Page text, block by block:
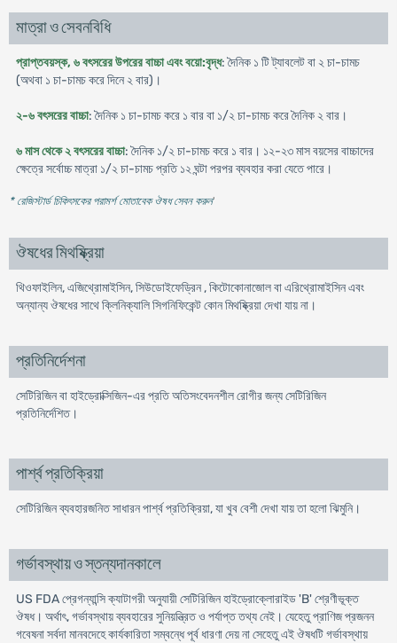
মাত্রা ও সেবনবিধি
প্রাপ্তবয়স্ক, ৬ বৎসরের উপরের বাচ্চা এবং বয়ো:বৃদ্ধ: দৈনিক ১ টি ট্যাবলেট বা ২ চা-চামচ
(অথবা ১ চা-চামচ করে দিনে ২ বার)।
২-৬ বৎসরের বাচ্চা: দৈনিক ১ চা-চামচ করে ১ বার বা ১/২ চা-চামচ করে দৈনিক ২ বার।
৬ মাস থেকে ২ বৎসরের বাচ্চা: দৈনিক ১/২ চা-চামচ করে ১ বার। ১২-২৩ মাস বয়সের বাচ্চাদের
ক্ষেত্রে সর্বোচ্চ মাত্রা ১/২ চা-চামচ প্রতি ১২ ঘন্টা পরপর ব্যবহার করা যেতে পারে।
* রেজিস্টার্ড চিকিৎসকের পরামর্শ মোতাবেক ঔষধ সেবন করুন'
ঔষধের মিথষ্ক্রিয়া
থিওফাইলিন, এজিথ্রোমাইসিন, সিউডোইফেড্রিন , কিটোকোনাজোল বা এরিথ্রোমাইসিন এবং
অন্যান্য ঔষধের সাথে ক্লিনিক্যালি সিগনিফিকেন্ট কোন মিথষ্ক্রিয়া দেখা যায় না।
প্রতিনির্দেশনা
সেটিরিজিন বা হাইড্রোক্সিজিন-এর প্রতি অতিসংবেদনশীল রোগীর জন্য সেটিরিজিন
প্রতিনির্দেশিত।
পার্শ্ব প্রতিক্রিয়া
সেটিরিজিন ব্যবহারজনিত সাধারন পার্শ্ব প্রতিক্রিয়া, যা খুব বেশী দেখা যায় তা হলো ঝিমুনি।
গর্ভাবস্থায় ও স্তন্যদানকালে
US FDA প্রেগন্যান্সি ক্যাটাগরী অনুযায়ী সেটিরিজিন হাইড্রোক্লোরাইড 'B' শ্রেণীভূক্ত
ঔষধ। অর্থাৎ, গর্ভাবস্থায় ব্যবহারের সুনিয়ন্ত্রিত ও পর্যাপ্ত তথ্য নেই। যেহেতু প্রাণিজ প্রজনন
গবেষনা সর্বদা মানবদেহে কার্যকারিতা সম্বন্ধে পূর্ব ধারণা দেয় না সেহেতু এই ঔষধটি গর্ভাবস্থায়